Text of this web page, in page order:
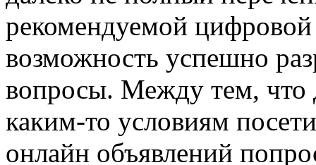
рекомендуемой цифровой
возможность успешно
вопросы. Между тем, что
каким-то условиям
онлайн объявлений